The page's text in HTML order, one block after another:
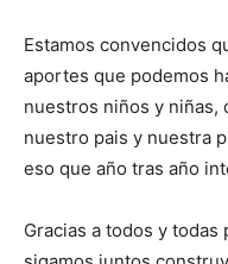
Estamos convencidos
aportes que podemos
nuestros niños y niñas,
nuestro pais y nuestra
eso que año tras año
Gracias a todos y